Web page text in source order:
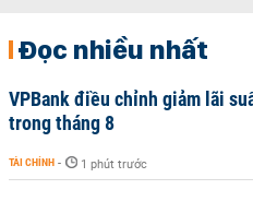
Đọc nhiều nhất
VPBank điều chỉnh giảm lãi
trong tháng 8
TÀI CHÍNH - 1 phút trước